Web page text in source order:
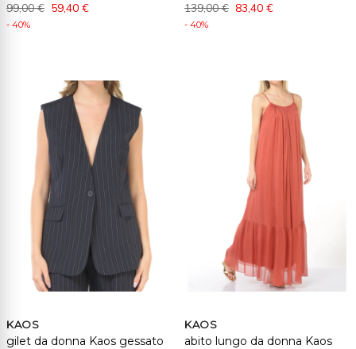
99,00 € 59,40 €
- 40%
139,00 € 83,40 €
- 40%
KAOS
gilet da donna Kaos gessato
KAOS
abito lungo da donna Kaos